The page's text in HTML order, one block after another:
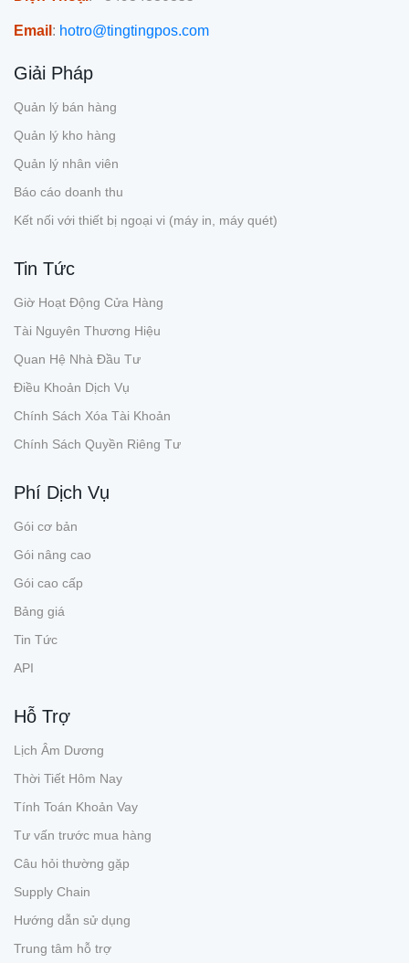
Email : hotro@tingtingpos.com
Giải Pháp
Quản lý bán hàng
Quản lý kho hàng
Quản lý nhân viên
Báo cáo doanh thu
Kết nối với thiết bị ngoại vi (máy in, máy quét)
Tin Tức
Giờ Hoạt Động Cửa Hàng
Tài Nguyên Thương Hiệu
Quan Hệ Nhà Đầu Tư
Điều Khoản Dịch Vụ
Chính Sách Xóa Tài Khoản
Chính Sách Quyền Riêng Tư
Phí Dịch Vụ
Gói cơ bản
Gói nâng cao
Gói cao cấp
Bảng giá
Tin Tức
API
Hỗ Trợ
Lịch Âm Dương
Thời Tiết Hôm Nay
Tính Toán Khoản Vay
Tư vấn trước mua hàng
Câu hỏi thường gặp
Supply Chain
Hướng dẫn sử dụng
Trung tâm hỗ trợ